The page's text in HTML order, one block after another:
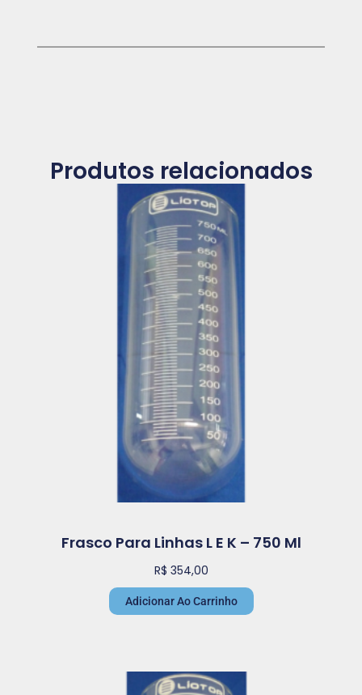
Produtos relacionados
Frasco Para Linhas L E K – 750 Ml
R$ 354,00
Adicionar Ao Carrinho